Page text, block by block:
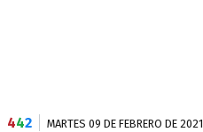
442 MARTES 09 DE FEBRERO DE 2021